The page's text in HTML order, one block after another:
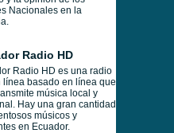
Nacionales en la
Radio HD
Radio HD es una radio
línea basado en línea que
música local y
Hay una gran cantidad
músicos y
en Ecuador.